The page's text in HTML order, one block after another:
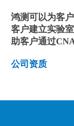
鸿测可以为客
客户建立实验
助客户通过
公司资质